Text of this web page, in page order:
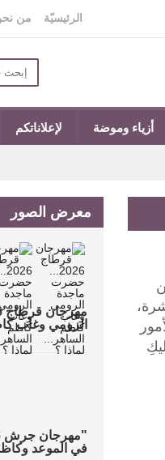
الرئيسيّة من
أزياء وموضة لإعلاناتكم
معرض الصور
الرومي وغاب
في الموعد